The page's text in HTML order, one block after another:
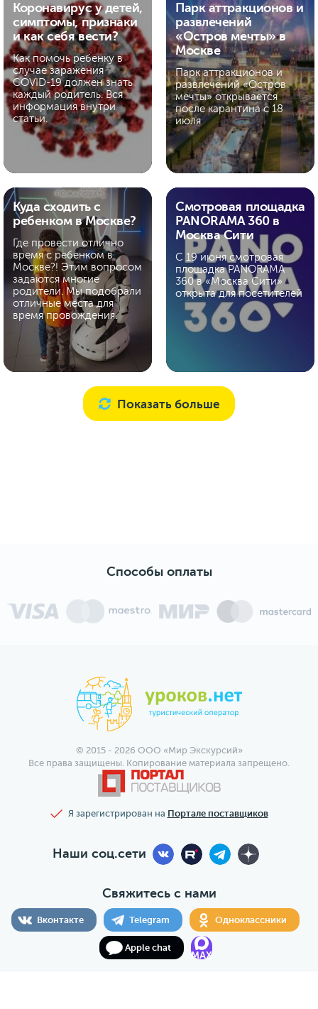
Коронавирус у детей,
симптомы, признаки
и как себя вести?
Как помочь ребенку в
случае заражения
COVID-19 должен знать
каждый родитель. Вся
информация внутри
статьи.
Парк аттракционов и
развлечений
«Остров мечты» в
Москве
Парк аттракционов и
развлечений «Остров
мечты» открывается
после карантина с 18
июля
Куда сходить с
ребенком в Москве?
Где провести отлично
время с ребенком в
Москве?! Этим вопросом
задаются многие
родители. Мы подобрали
отличные места для
время провождения.
Смотровая площадка
PANORAMA 360 в
Москва Сити
С 19 июня смотровая
площадка PANORAMA
360 в «Москва Сити»
открыта для посетителей
Показать больше
Способы оплаты
© 2015 - 2026 ООО «Мир Экскурсий»
Все права защищены. Копирование материала запрещено.
Я зарегистрирован на Портале поставщиков
Наши соц.сети
Свяжитесь с нами
Вконтакте Telegram Одноклассники
Apple chat
MAX